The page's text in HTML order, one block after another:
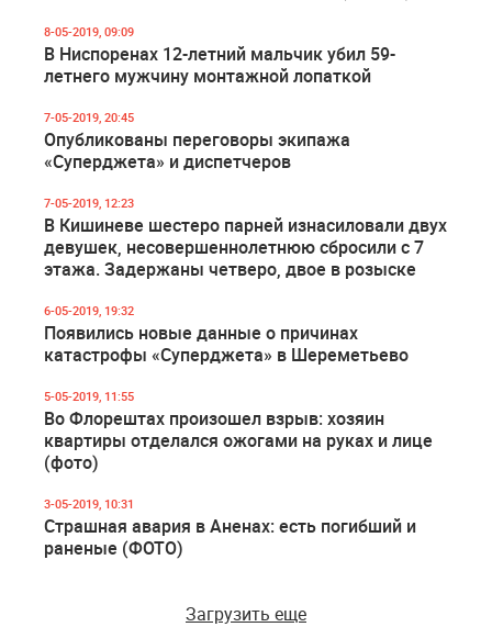
8-05-2019, 09:09
В Ниспоренах 12-летний мальчик убил 59-
летнего мужчину монтажной лопаткой
7-05-2019, 20:45
Опубликованы переговоры экипажа
«Суперджета» и диспетчеров
7-05-2019, 12:23
В Кишиневе шестеро парней изнасиловали двух
девушек, несовершеннолетнюю сбросили с 7
этажа. Задержаны четверо, двое в розыске
6-05-2019, 19:32
Появились новые данные о причинах
катастрофы «Суперджета» в Шереметьево
5-05-2019, 11:55
Во Флорештах произошел взрыв: хозяин
квартиры отделался ожогами на руках и лице
(фото)
3-05-2019, 10:31
Страшная авария в Аненах: есть погибший и
раненые (ФОТО)
Загрузить еще